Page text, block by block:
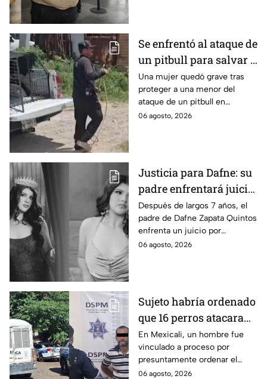
Se enfrentó al ataque de
un pitbull para salvar a
una menor; hoy lucha
por su vida en Zapopan
Una mujer quedó grave tras
proteger a una menor del
ataque de un pitbull en
Zapopan; la víctima sufrió
06 agosto, 2026
Justicia para Dafne: su
padre enfrentará juicio
por presunto abuso
cometido en 2019 en
Tamaulipas
Después de largos 7 años, el
padre de Dafne Zapata Quintos
enfrenta un juicio por
presuntamente abusar de la
06 agosto, 2026
Sujeto habría ordenado
que 16 perros atacaran
a su hermana con
discapacidad en
Mexicali, BC
En Mexicali, un hombre fue
vinculado a proceso por
presuntamente ordenar el
ataque de 16 perros contra su
06 agosto, 2026